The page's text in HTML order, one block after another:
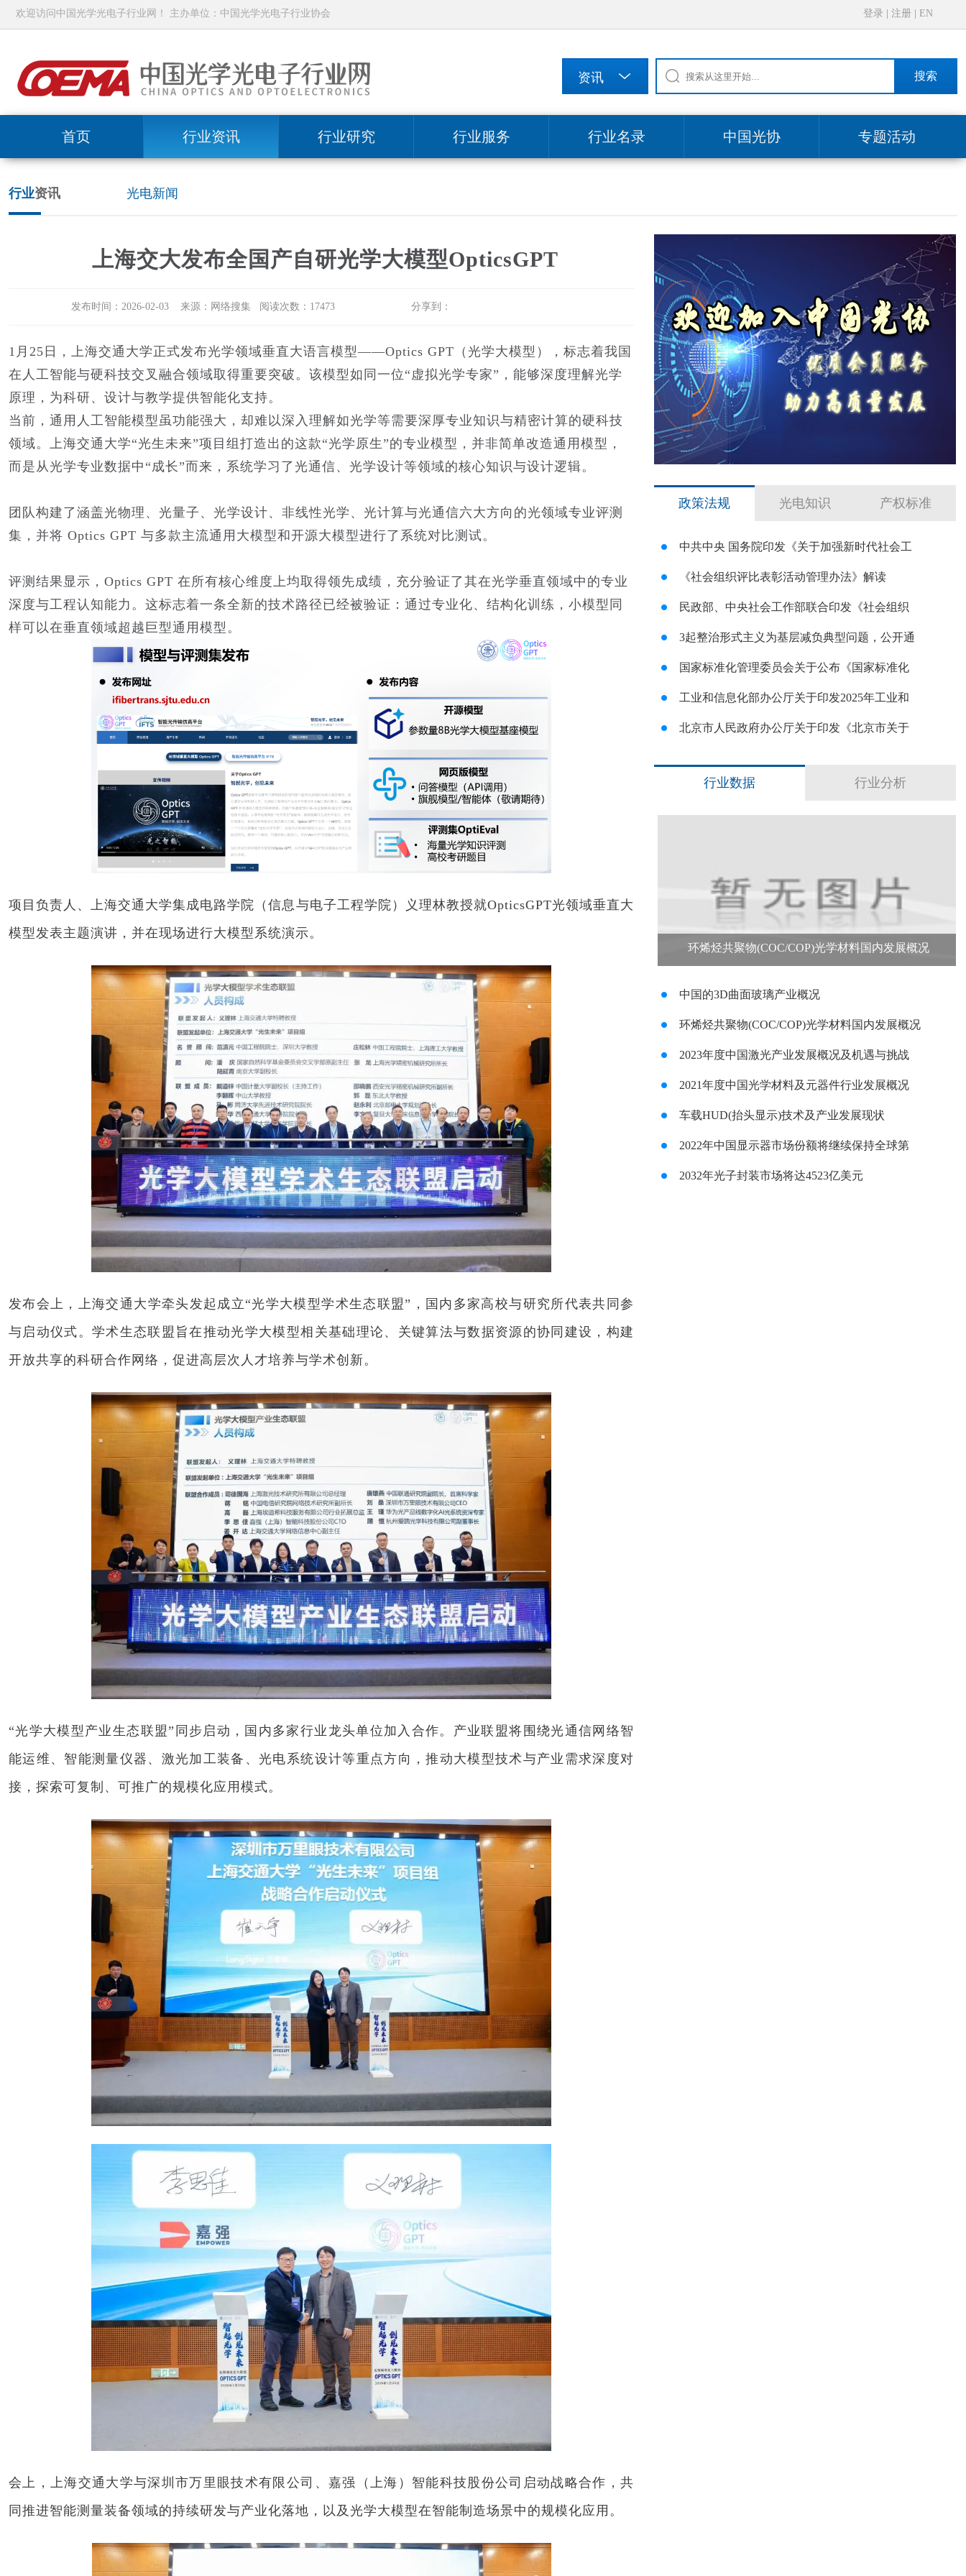
欢迎访问中国光学光电子行业网！ 主办单位：中国光学光电子行业协会 登录 注册 EN
搜索
首页 行业资讯 行业研究 行业服务 行业名录 中国光协 专题活动
行业资讯 光电新闻
上海交大发布全国产自研光学大模型OpticsGPT
发布时间：2026-02-03 来源：网络搜集 阅读次数：17473 分享到：
1月25日，上海交通大学正式发布光学领域垂直大语言模型——Optics GPT（光学大模型），标志着我国
在人工智能与硬科技交叉融合领域取得重要突破。该模型如同一位“虚拟光学专家”，能够深度理解光学
原理，为科研、设计与教学提供智能化支持。
当前，通用人工智能模型虽功能强大，却难以深入理解如光学等需要深厚专业知识与精密计算的硬科技
领域。上海交通大学“光生未来”项目组打造出的这款“光学原生”的专业模型，并非简单改造通用模型，
而是从光学专业数据中“成长”而来，系统学习了光通信、光学设计等领域的核心知识与设计逻辑。
团队构建了涵盖光物理、光量子、光学设计、非线性光学、光计算与光通信六大方向的光领域专业评测
集，并将 Optics GPT 与多款主流通用大模型和开源大模型进行了系统对比测试。
评测结果显示，Optics GPT 在所有核心维度上均取得领先成绩，充分验证了其在光学垂直领域中的专业
深度与工程认知能力。这标志着一条全新的技术路径已经被验证：通过专业化、结构化训练，小模型同
样可以在垂直领域超越巨型通用模型。
项目负责人、上海交通大学集成电路学院（信息与电子工程学院）义理林教授就OpticsGPT光领域垂直大
模型发表主题演讲，并在现场进行大模型系统演示。
发布会上，上海交通大学牵头发起成立“光学大模型学术生态联盟”，国内多家高校与研究所代表共同参
与启动仪式。学术生态联盟旨在推动光学大模型相关基础理论、关键算法与数据资源的协同建设，构建
开放共享的科研合作网络，促进高层次人才培养与学术创新。
“光学大模型产业生态联盟”同步启动，国内多家行业龙头单位加入合作。产业联盟将围绕光通信网络智
能运维、智能测量仪器、激光加工装备、光电系统设计等重点方向，推动大模型技术与产业需求深度对
接，探索可复制、可推广的规模化应用模式。
会上，上海交通大学与深圳市万里眼技术有限公司、嘉强（上海）智能科技股份公司启动战略合作，共
同推进智能测量装备领域的持续研发与产业化落地，以及光学大模型在智能制造场景中的规模化应用。
政策法规 光电知识 产权标准
中共中央 国务院印发《关于加强新时代社会工
《社会组织评比表彰活动管理办法》解读
民政部、中央社会工作部联合印发《社会组织
3起整治形式主义为基层减负典型问题，公开通
国家标准化管理委员会关于公布《国家标准化
工业和信息化部办公厅关于印发2025年工业和
北京市人民政府办公厅关于印发《北京市关于
行业数据 行业分析
环烯烃共聚物(COC/COP)光学材料国内发展概况
中国的3D曲面玻璃产业概况
环烯烃共聚物(COC/COP)光学材料国内发展概况
2023年度中国激光产业发展概况及机遇与挑战
2021年度中国光学材料及元器件行业发展概况
车载HUD(抬头显示)技术及产业发展现状
2022年中国显示器市场份额将继续保持全球第
2032年光子封装市场将达4523亿美元